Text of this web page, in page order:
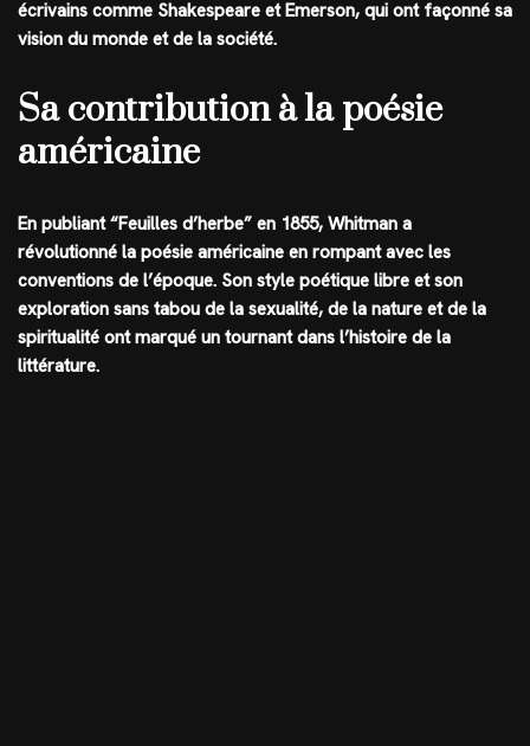
écrivains comme Shakespeare et Emerson, qui ont façonné sa
vision du monde et de la société.
Sa contribution à la poésie
américaine
En publiant “Feuilles d’herbe” en 1855, Whitman a
révolutionné la poésie américaine en rompant avec les
conventions de l’époque. Son style poétique libre et son
exploration sans tabou de la sexualité, de la nature et de la
spiritualité ont marqué un tournant dans l’histoire de la
littérature.